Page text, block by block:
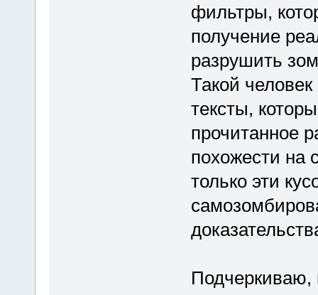
фильтры,
получение
разрушить
Такой человек
тексты,
прочитанное
похожести на
только эти
Подчеркиваю,